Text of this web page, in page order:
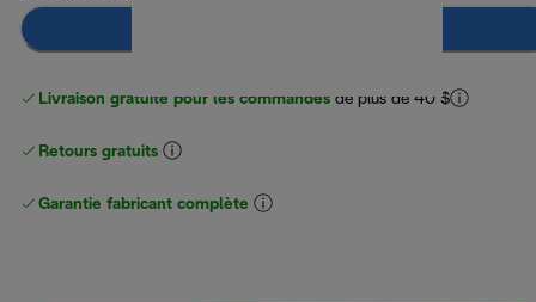
Livraison gratuite pour les commandes de plus de 40 $
Retours gratuits
Garantie fabricant complète